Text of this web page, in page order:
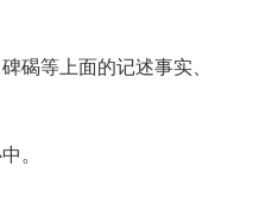
碣等上面的记述事实、
。